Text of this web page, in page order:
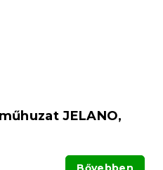
JELANO,